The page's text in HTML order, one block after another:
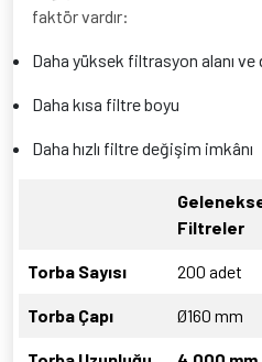
faktör vardır:
Daha yüksek filtrasyon alanı ve
Daha kısa filtre boyu
Daha hızlı filtre değişim imkânı
Filtreler
Torba Sayısı 200 adet
Torba Çapı Ø160 mm